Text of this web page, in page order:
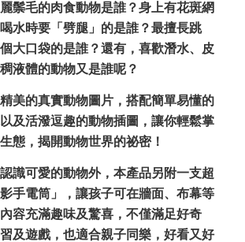
鬃毛的肉食動物是誰？身上有花斑網
水時要「劈腿」的是誰？最擅長跳
大口袋的是誰？還有，喜歡潛水、皮
液體的動物又是誰呢？
美的真實動物圖片，搭配簡單易懂的
及活潑逗趣的動物插圖，讓你輕鬆掌
態，揭開動物世界的祕密！
識可愛的動物外，本產品另附一支超
手電筒」，讓孩子可在牆面、布幕等
容充滿趣味及驚喜，不僅滿足好奇
及遊戲，也適合親子同樂，好看又好